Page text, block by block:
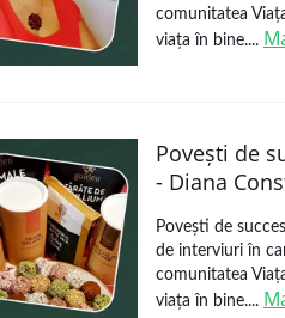
comunitatea
viața în bine....
Povești de
- Diana
Povești de
de interviuri în
comunitatea
viața în bine....